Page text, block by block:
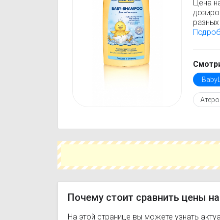
Цена
Перед
Почему стоит сравнить цены
На этой странице вы можете узнать